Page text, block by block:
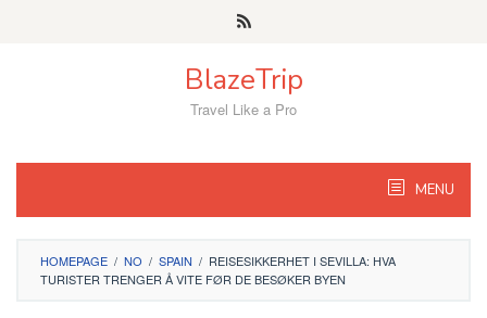
BlazeTrip
Travel Like a Pro
MENU
HOMEPAGE / NO / SPAIN / REISESIKKERHET I SEVILLA: HVA
TURISTER TRENGER Å VITE FØR DE BESØKER BYEN